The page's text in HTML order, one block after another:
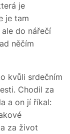
je
je tam
do nářečí
něčím
kvůli srdečním
Chodil za
a on jí říkal:
za život